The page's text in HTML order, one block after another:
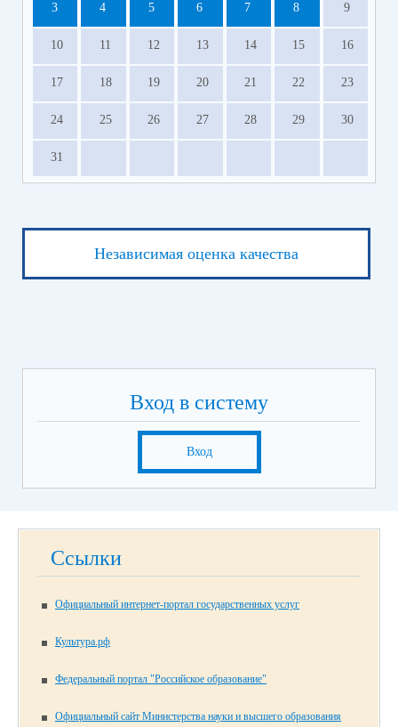
3 4 5 6 7 8 9
10 11 12 13 14 15 16
17 18 19 20 21 22 23
24 25 26 27 28 29 30
31
Независимая оценка качества
Вход в систему
Вход
Ссылки
Официальный интернет-портал государственных услуг
Культура.рф
Федеральный портал "Российское образование"
Официальный сайт Министерства науки и высшего образования